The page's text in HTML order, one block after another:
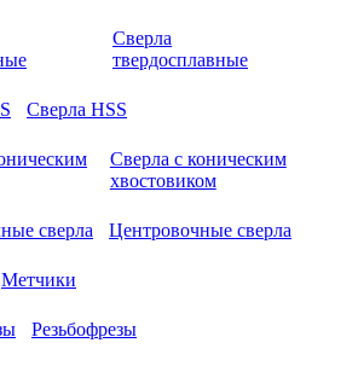
Сверла
твердосплавные
Сверла HSS
Сверла с коническим
хвостовиком
Центровочные сверла
Метчики
Резьбофрезы